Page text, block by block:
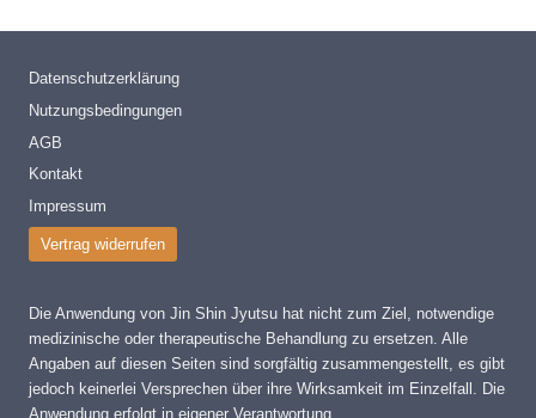
Datenschutzerklärung
Nutzungsbedingungen
AGB
Kontakt
Impressum
Vertrag widerrufen
Die Anwendung von Jin Shin Jyutsu hat nicht zum Ziel, notwendige
medizinische oder therapeutische Behandlung zu ersetzen. Alle
Angaben auf diesen Seiten sind sorgfältig zusammengestellt, es gibt
jedoch keinerlei Versprechen über ihre Wirksamkeit im Einzelfall. Die
Anwendung erfolgt in eigener Verantwortung.